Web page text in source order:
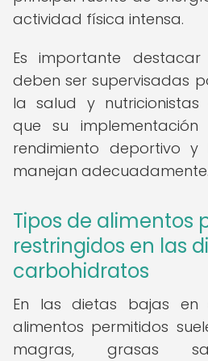
actividad física intensa.
Es importante
deben ser supervisadas
la salud y nutricionistas
que su
rendimiento deportivo
manejan adecuadamente.
Tipos de alimentos
restringidos en las
carbohidratos
En las dietas bajas en
alimentos permitidos
magras, grasas